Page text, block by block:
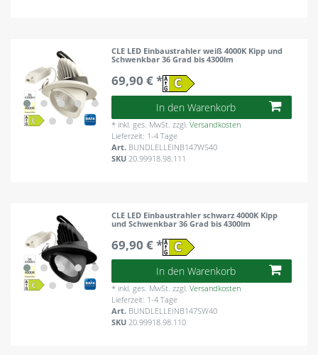
CLE LED Einbaustrahler weiß 4000K Kipp und
Schwenkbar 36 Grad bis 4300lm
69,90 € *
In den Warenkorb
* inkl. ges. MwSt. zzgl.Versandkosten
Lieferzeit: 1-4 Tage
Art. BUNDLELLEINB147WS40
SKU 20.99918.98.111
CLE LED Einbaustrahler schwarz 4000K Kipp
und Schwenkbar 36 Grad bis 4300lm
69,90 € *
In den Warenkorb
* inkl. ges. MwSt. zzgl.Versandkosten
Lieferzeit: 1-4 Tage
Art. BUNDLELLEINB147SW40
SKU20.99918.98.110